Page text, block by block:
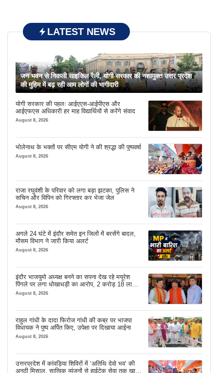
LATEST NEWS
August 8, 2026
जन भवन से निकली साइकिल रैली, योगी सरकार की नशामुक्त उत्तर प्रदेश
की मुहिम में बढ़ रही आम लोगों की भागीदारी
योगी सरकार की पहलः आईएएस-आईपीएस और
आईएफएस अधिकारी हर माह विद्यार्थियों से करेंगे संवाद
August 8, 2026
भोलेनाथ के भक्तों पर सीएम योगी ने की श्रद्धा की पुष्पवर्षा
August 8, 2026
राजा रघुवंशी के परिवार को लगा बड़ा झटका, पुलिस ने
सचिन और विपिन को गिरफ्तार कर भेजा जेल
August 8, 2026
अगले 24 घंटे में इंदौर समेत इन जिलों में बरसेंगे बादल,
मौसम विभाग ने जारी किया अलर्ट
August 8, 2026
इंदौर भाजयुमो अध्यक्ष बनने का सपना देख रहे मयूरेश
पिंगले पर लगा धोखाधड़ी का आरोप, 2 करोड़ 18 लाख
लेने के बाद भी नहीं दिया जमीन का कब्जा
August 8, 2026
राहुल गांधी के दादा फिरोज गांधी की कब्र पर भाजपा
विधायक ने पुष्प अर्पित किए, उपेक्षा पर दिखाया आईना
August 8, 2026
उत्तरप्रदेश में कांवड़िया शिविरों में ‘अतिथि देवो भव’ की
अनूठी मिसाल, सात्विक व्यंजनों से हाईटेक सेवा तक खास